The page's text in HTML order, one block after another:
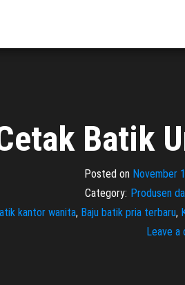
Batik
Posted on November
Category: Produsen
kantor wanita, Baju batik pria terbaru,
Leave a